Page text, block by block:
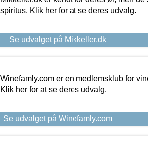
spiritus. Klik her for at se deres udvalg.
Se udvalget på Mikkeller.dk
Winefamly.com er en medlemsklub for
Klik her for at se deres udvalg.
Se udvalget på Winefamly.com